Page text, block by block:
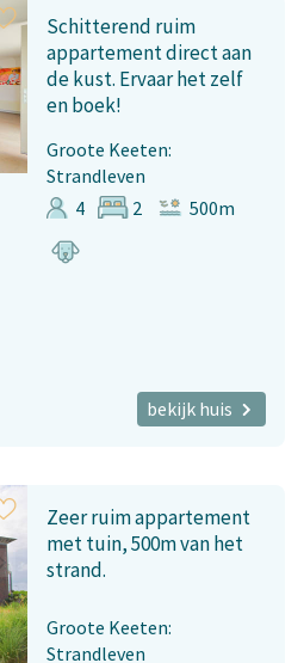
Schitterend ruim
appartement direct aan
de kust. Ervaar het zelf
en boek!
Groote Keeten:
Strandleven
4
2 500m
bekijk huis
Zeer ruim appartement
met tuin, 500m van het
strand.
Groote Keeten:
Strandleven